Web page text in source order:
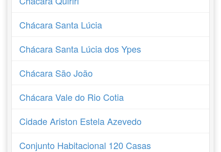
Chácara Santa Lúcia
Chácara Santa Lúcia dos Ypes
Chácara São João
Chácara Vale do Rio Cotia
Cidade Ariston Estela Azevedo
Conjunto Habitacional 120 Casas